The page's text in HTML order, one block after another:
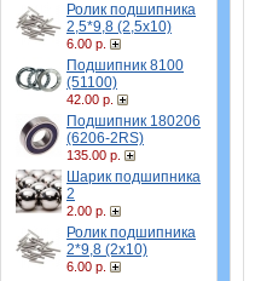
Ролик подшипника
2,5*9,8 (2,5х10)
6.00 р.
Подшипник 8100
(51100)
42.00 р.
Подшипник 180206
(6206-2RS)
135.00 р.
Шарик подшипника
2
2.00 р.
Ролик подшипника
2*9,8 (2х10)
6.00 р.